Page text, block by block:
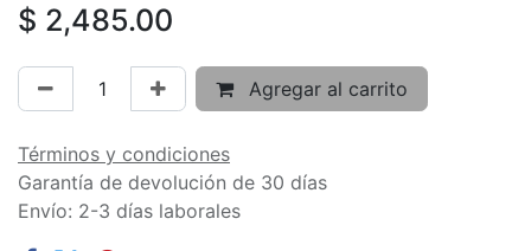
$ 2,485.00
Agregar al carrito
Términos y condiciones
Garantía de devolución de 30 días
Envío: 2-3 días laborales